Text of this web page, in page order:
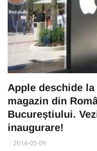
Apple deschide
magazin din
Bucureștiului.
inaugurare!
2014-05-09